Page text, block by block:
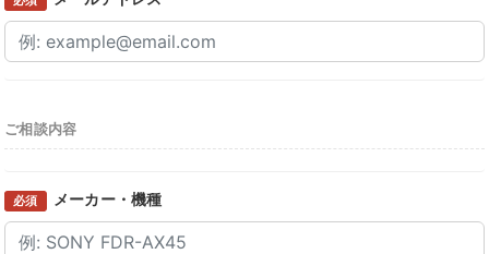
ご相談内容
必須 メーカー・機種